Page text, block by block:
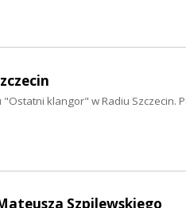
klangor" w Radiu Szczecin.
Szpilewskiego